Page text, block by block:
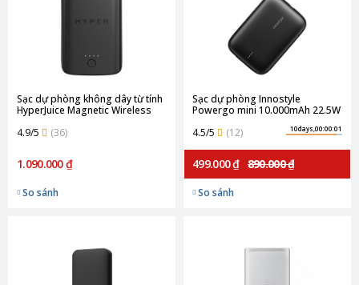
Sạc dự phòng không dây từ tính
HyperJuice Magnetic Wireless
4.9/5
(36)
1.090.000 ₫
So sánh
Sạc dự phòng Innostyle
Powergo mini 10.000mAh 22.5W
4.5/5
(12) 10days,00:00:01
499.000 ₫ 890.000 ₫
So sánh